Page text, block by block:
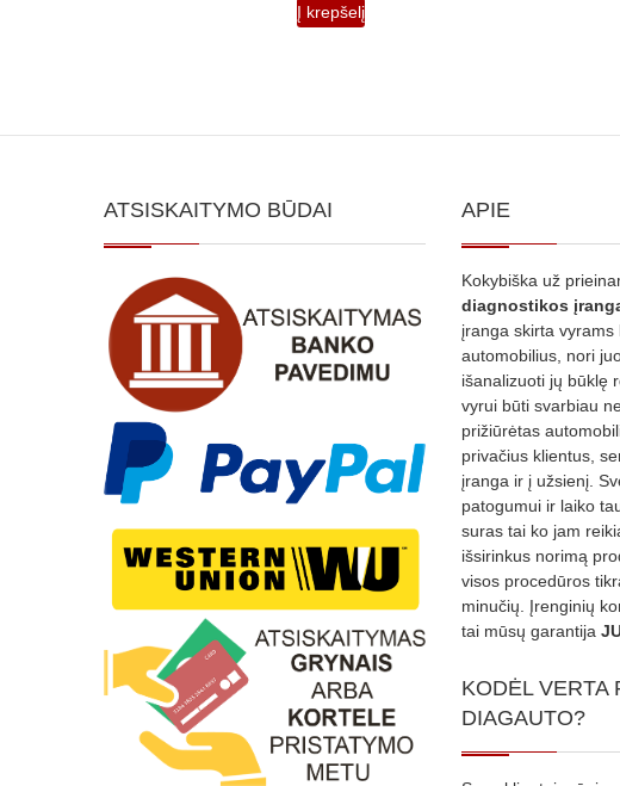
Į krepšelį
ATSISKAITYMO BŪDAI APIE
Kokybiška už
diagnostikos
įranga skirta vyrams
automobilius, nori
išanalizuoti jų būklę
vyrui būti svarbiau
prižiūrėtas
privačius klientus,
įranga ir į užsienį.
patogumui ir laiko
suras tai ko jam
išsirinkus norimą
visos procedūros
minučių. Įrenginių
tai mūsų garantija
KODĖL VERTA
DIAGAUTO?